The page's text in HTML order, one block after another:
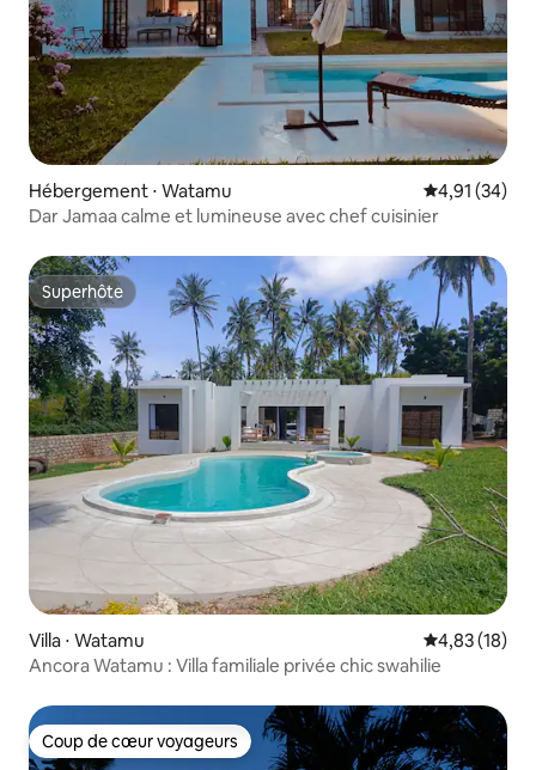
Hébergement ⋅ Watamu Évaluation
4,91 (34)
Dar Jamaa calme et lumineuse avec chef cuisinier
Superhôte
Superhôte
Villa ⋅ Watamu Évaluation
4,83 (18)
Ancora Watamu : Villa familiale privée chic swahilie
Coup de cœur voyageurs
Coup de cœur voyageurs